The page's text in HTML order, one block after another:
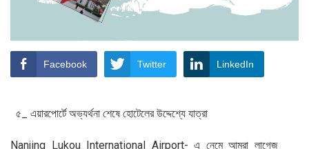
Facebook Twitter LinkedIn
৫_ এয়ারপোর্টে অভ্যর্থনা শেষে হোটেলের উদ্দেশ্যে যাত্রা
Nanjing Lukou International Airport- এ নেমে আমরা লাগেজ